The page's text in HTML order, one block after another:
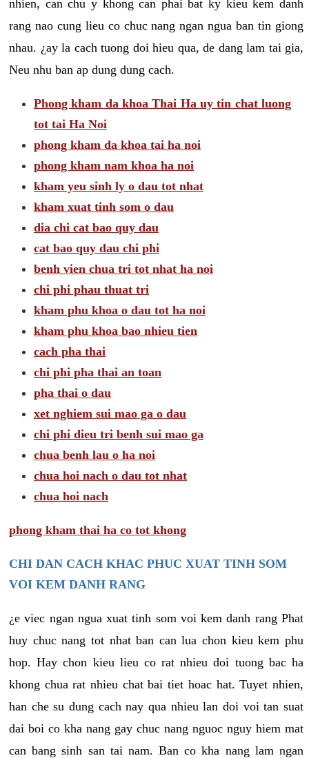
nhien, can chu y khong can phai bat ky kieu kem danh
rang nao cung lieu co chuc nang ngan ngua ban tin giong
nhau. ¿ay la cach tuong doi hieu qua, de dang lam tai gia,
Neu nhu ban ap dung dung cach.
Phong kham da khoa Thai Ha uy tin chat luong
tot tai Ha Noi
phong kham da khoa tai ha noi
phong kham nam khoa ha noi
kham yeu sinh ly o dau tot nhat
kham xuat tinh som o dau
dia chi cat bao quy dau
cat bao quy dau chi phi
benh vien chua tri tot nhat ha noi
chi phi phau thuat tri
kham phu khoa o dau tot ha noi
kham phu khoa bao nhieu tien
cach pha thai
chi phi pha thai an toan
pha thai o dau
xet nghiem sui mao ga o dau
chi phi dieu tri benh sui mao ga
chua benh lau o ha noi
chua hoi nach o dau tot nhat
chua hoi nach
phong kham thai ha co tot khong
CHI DAN CACH KHAC PHUC XUAT TINH SOM
VOI KEM DANH RANG
¿e viec ngan ngua xuat tinh som voi kem danh rang Phat
huy chuc nang tot nhat ban can lua chon kieu kem phu
hop. Hay chon kieu lieu co rat nhieu doi tuong bac ha
khong chua rat nhieu chat bai tiet hoac hat. Tuyet nhien,
han che su dung cach nay qua nhieu lan doi voi tan suat
dai boi co kha nang gay chuc nang nguoc nguy hiem mat
can bang sinh san tai nam. Ban co kha nang lam ngan